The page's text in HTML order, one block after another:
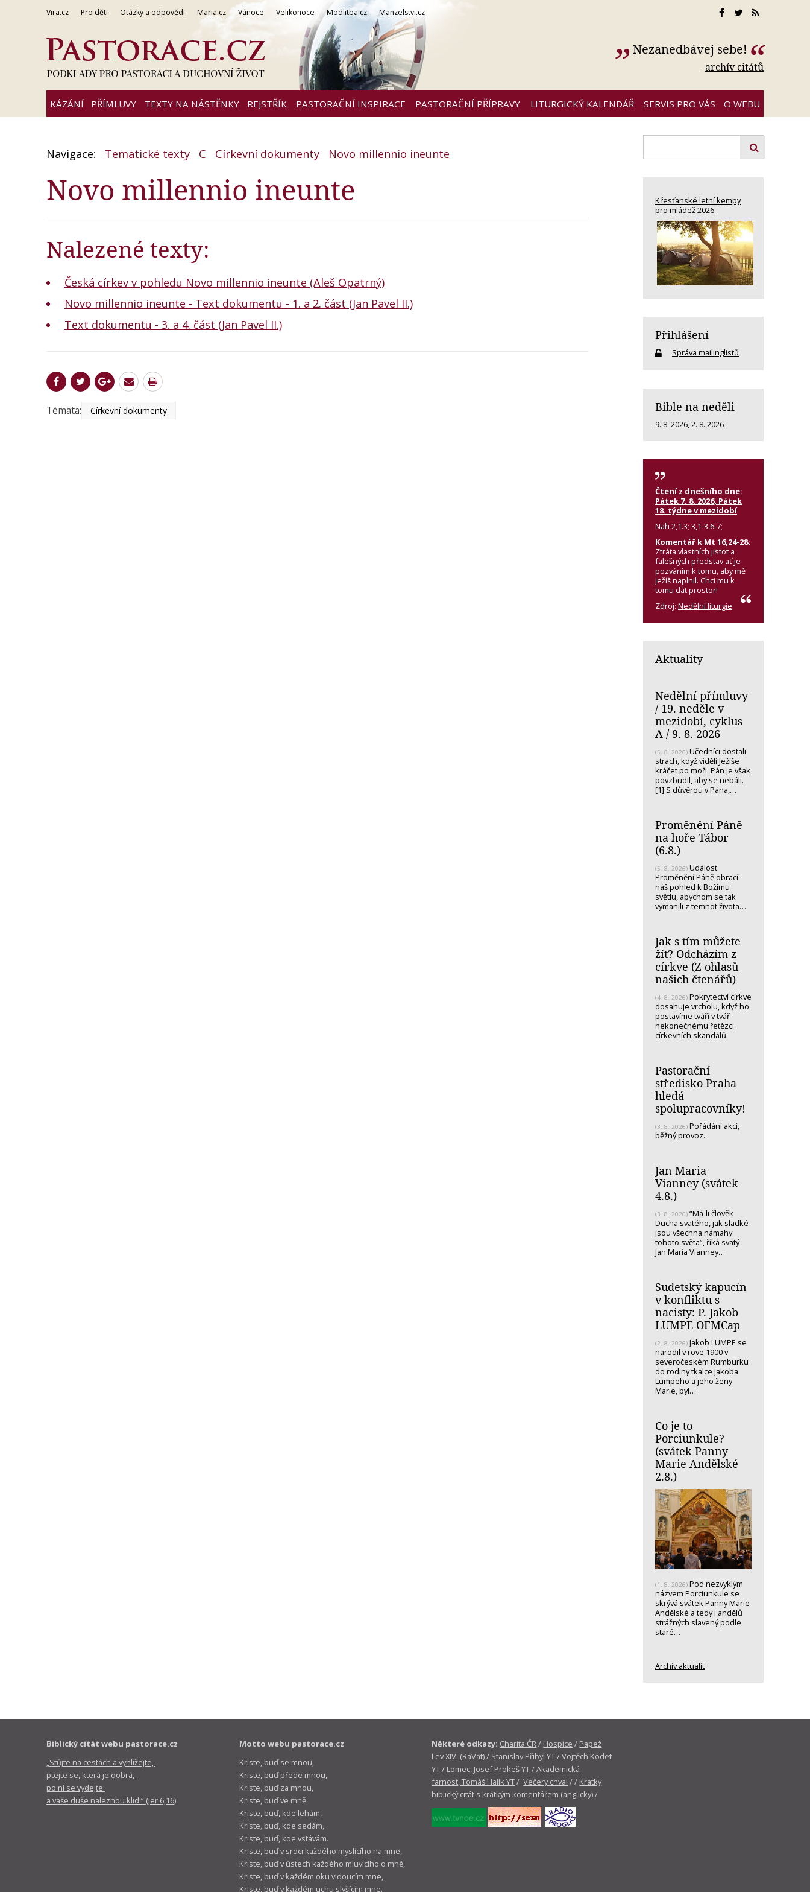
Vira.cz Pro děti Otázky a odpovědi Maria.cz Vánoce Velikonoce Modlitba.cz Manzelstvi.cz
Nezanedbávej sebe!
-archív citátů
KÁZÁNÍ PŘÍMLUVY TEXTY NA NÁSTĚNKY REJSTŘÍK PASTORAČNÍ INSPIRACE PASTORAČNÍ PŘÍPRAVY LITURGICKÝ KALENDÁŘ SERVIS PRO VÁS O WEBU
Navigace: Tematické texty C Církevní dokumenty Novo millennio ineunte
Novo millennio ineunte
Nalezené texty:
Česká církev v pohledu Novo millennio ineunte (Aleš Opatrný)
Novo millennio ineunte - Text dokumentu - 1. a 2. část (Jan Pavel II.)
Text dokumentu - 3. a 4. část (Jan Pavel II.)
Témata: Církevní dokumenty
Křesťanské letní kempy
pro mládež 2026
Přihlášení
Správa mailinglistů
Bible na neděli
9. 8. 2026 2. 8. 2026
Čtení z dnešního dne:
Pátek 7. 8. 2026, Pátek
18. týdne v mezidobí
Nah 2,1.3; 3,1-3.6-7;
Komentář k Mt 16,24-28:
Ztráta vlastních jistot a
falešných představ ať je
pozváním k tomu, aby mě
Ježíš naplnil. Chci mu k
tomu dát prostor!
Zdroj: Nedělní liturgie
Aktuality
Nedělní přímluvy
/ 19. neděle v
mezidobí, cyklus
A / 9. 8. 2026
(5. 8. 2026) Učedníci dostali
strach, když viděli Ježíše
kráčet po moři. Pán je však
povzbudil, aby se nebáli.
[1] S důvěrou v Pána,…
Proměnění Páně
na hoře Tábor
(6.8.)
(5. 8. 2026) Událost
Proměnění Páně obrací
náš pohled k Božímu
světlu, abychom se tak
vymanili z temnot života…
Jak s tím můžete
žít? Odcházím z
církve (Z ohlasů
našich čtenářů)
(4. 8. 2026) Pokrytectví církve
dosahuje vrcholu, když ho
postavíme tváří v tvář
nekonečnému řetězci
církevních skandálů.
Pastorační
středisko Praha
hledá
spolupracovníky!
(3. 8. 2026) Pořádání akcí,
běžný provoz.
Jan Maria
Vianney (svátek
4.8.)
(3. 8. 2026) “Má-li člověk
Ducha svatého, jak sladké
jsou všechna námahy
tohoto světa“, říká svatý
Jan Maria Vianney…
Sudetský kapucín
v konfliktu s
nacisty: P. Jakob
LUMPE OFMCap
(2. 8. 2026) Jakob LUMPE se
narodil v rove 1900 v
severočeském Rumburku
do rodiny tkalce Jakoba
Lumpeho a jeho ženy
Marie, byl…
Co je to
Porciunkule?
(svátek Panny
Marie Andělské
2.8.)
(1. 8. 2026) Pod nezvyklým
názvem Porciunkule se
skrývá svátek Panny Marie
Andělské a tedy i andělů
strážných slavený podle
staré…
Archiv aktualit
Biblický citát webu pastorace.cz
„Stůjte na cestách a vyhlížejte,
ptejte se, která je dobrá,
po ní se vydejte
a vaše duše naleznou klid.“ (Jer 6,16)
Motto webu pastorace.cz
Kriste, buď se mnou,
Kriste, buď přede mnou,
Kriste, buď za mnou,
Kriste, buď ve mně.
Kriste, buď, kde lehám,
Kriste, buď, kde sedám,
Kriste, buď, kde vstávám.
Kriste, buď v srdci každého myslícího na mne,
Kriste, buď v ústech každého mluvicího o mně,
Kriste, buď v každém oku vidoucím mne,
Kriste, buď v každém uchu slyšícím mne.
Některé odkazy: Charita ČR/ Hospice / Papež
Lev XIV. (RaVat)/ Stanislav Přibyl YT/Vojtěch Kodet
YT/ Lomec, Josef Prokeš YT/Akademická
farnost, Tomáš Halík YT/Večery chval / / Krátký
biblický citát s krátkým komentářem (anglicky)/